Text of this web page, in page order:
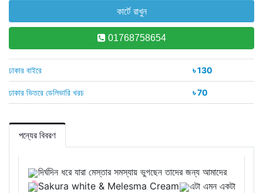
01768758654
ঢাকার বাইরে ৳ 130
ঢাকার ভিতরে ডেলিভারি খরচ ৳ 70
পন্যের বিবরণ
দির্ঘদিন ধরে যারা মেস্তার সমস্যায় ভুগছেন তাদের জন্য আমাদের
Sakura white & Melesma Cream
এটা এমন একটা